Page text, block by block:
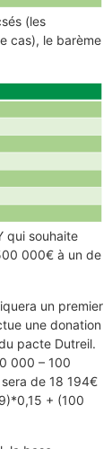
(les
cas), le barème
qui souhaite
000€ à un de
un premier
une donation
pacte Dutreil.
000 – 100
de 18 194€
+ (100